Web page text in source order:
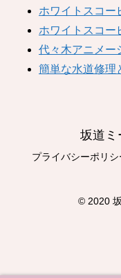
ホワイトスコー
ホワイトスコー
代々木アニメー
簡単な水道修理
坂道ミ
プライバシーポリシ
© 2020